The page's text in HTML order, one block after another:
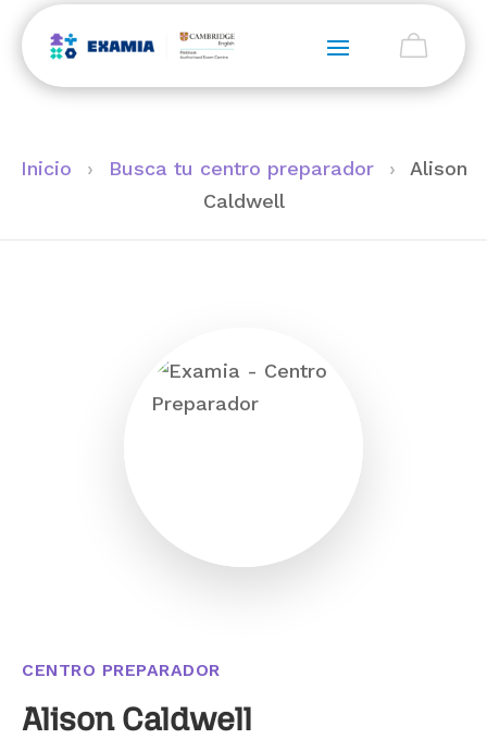
Inicio › Busca tu centro preparador ›
Alison
Caldwell
CENTRO PREPARADOR
Alison Caldwell